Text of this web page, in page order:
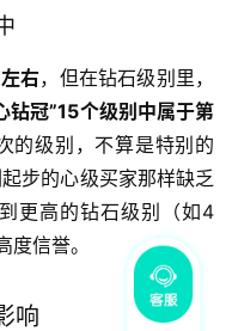
右，但在钻石级别里，
钻冠”15个级别中属于第
的级别，不算是特别的
步的心级买家那样缺乏
更高的钻石级别（如4
信誉。
响